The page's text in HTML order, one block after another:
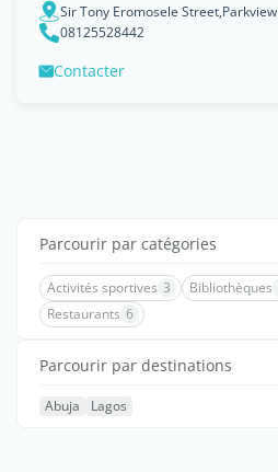
Sir Tony Eromosele
08125528442
Contacter
Parcourir par catégories
Activités sportives 3 Bibliothèques
Restaurants 6
Parcourir par destinations
Abuja Lagos